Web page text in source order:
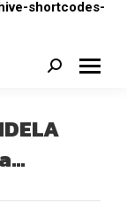
shortcodes-
Search: